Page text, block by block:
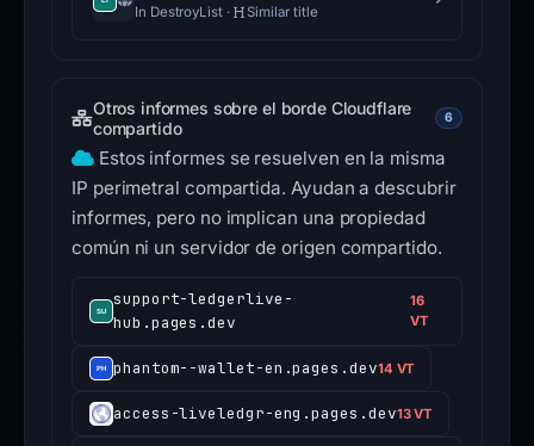
In DestroyList · Similar title
Otros informes sobre el borde Cloudflare
compartido
6
Estos informes se resuelven en la misma
IP perimetral compartida. Ayudan a descubrir
informes, pero no implican una propiedad
común ni un servidor de origen compartido.
support-ledgerlive-
hub.pages.dev
16
VT
phantom--wallet-en.pages.dev14 VT
access-liveledgr-eng.pages.dev13 VT